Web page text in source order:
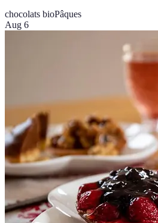
chocolats bioPâques
Aug 6